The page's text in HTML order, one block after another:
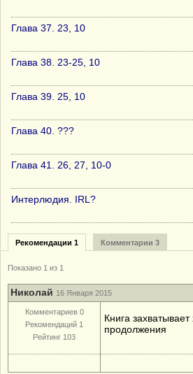
Глава 37. 23, 10
Глава 38. 23-25, 10
Глава 39. 25, 10
Глава 40. ???
Глава 41. 26, 27, 10-0
Интерлюдия. IRL?
Рекомендации 1 Комментарии 3
Показано 1 из 1
Николай 16 Января 2015
Комментариев 0
Рекомендаций 1
Рейтинг 103
Книга
продолжения